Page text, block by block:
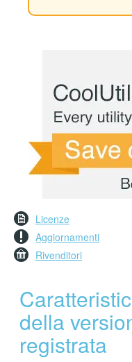
Licenze
Aggiornamenti
Rivenditori
della
registrata